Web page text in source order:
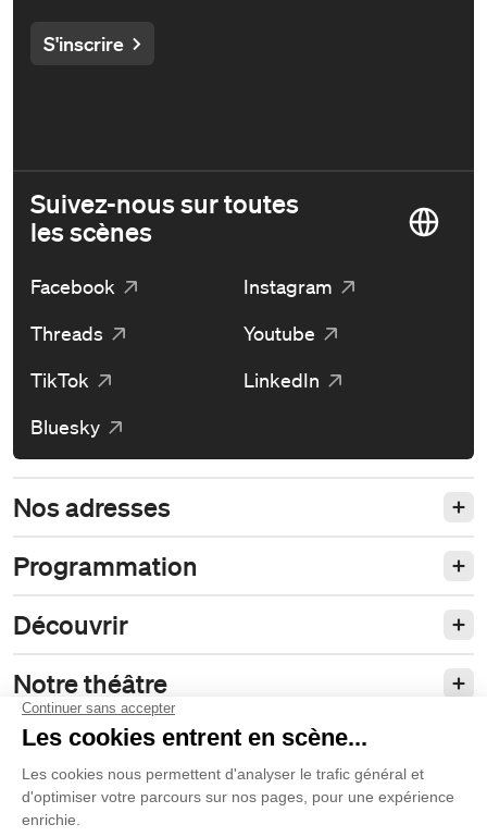
S'inscrire
Suivez-nous sur toutes
les scènes
Facebook
Instagram
Threads
Youtube
TikTok
LinkedIn
Bluesky
Nos adresses
Programmation
Découvrir
Notre théâtre
Philanthropie et partenariats
Nos politiques